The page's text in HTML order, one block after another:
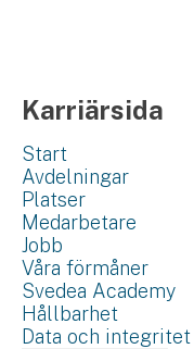
Karriärsida
Start
Avdelningar
Platser
Medarbetare
Jobb
Våra förmåner
Svedea Academy
Hållbarhet
Data och integritet